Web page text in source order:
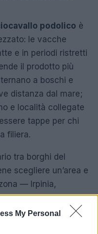
My Personal
podolico è
le vacche
e in periodi ristretti
il prodotto più
a boschi e
distanza dal mare;
e località collegate
tappe per chi
filiera.
tra borghi del
scegliere un’area e
— Irpinia,
richiede tempo per
di stagionatura.
da produttori e